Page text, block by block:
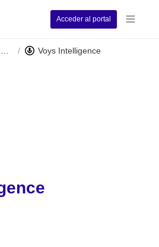
Acceder al portal
/ Voys Intelligence